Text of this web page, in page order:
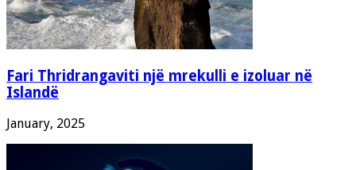
Fari Thridrangaviti një mrekulli e izoluar në
Islandë
January, 2025